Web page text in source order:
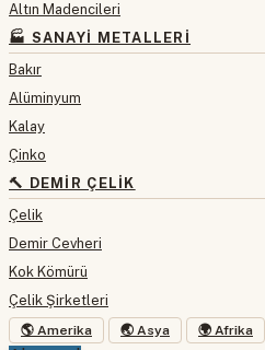
Altın Madencileri
🏭 SANAYI METALLERI
Bakır
Alüminyum
Kalay
Çinko
🔨 DEMIR ÇELIK
Çelik
Demir Cevheri
Kok Kömürü
Çelik Şirketleri
🌎 Amerika 🌏 Asya 🌍 Afrika